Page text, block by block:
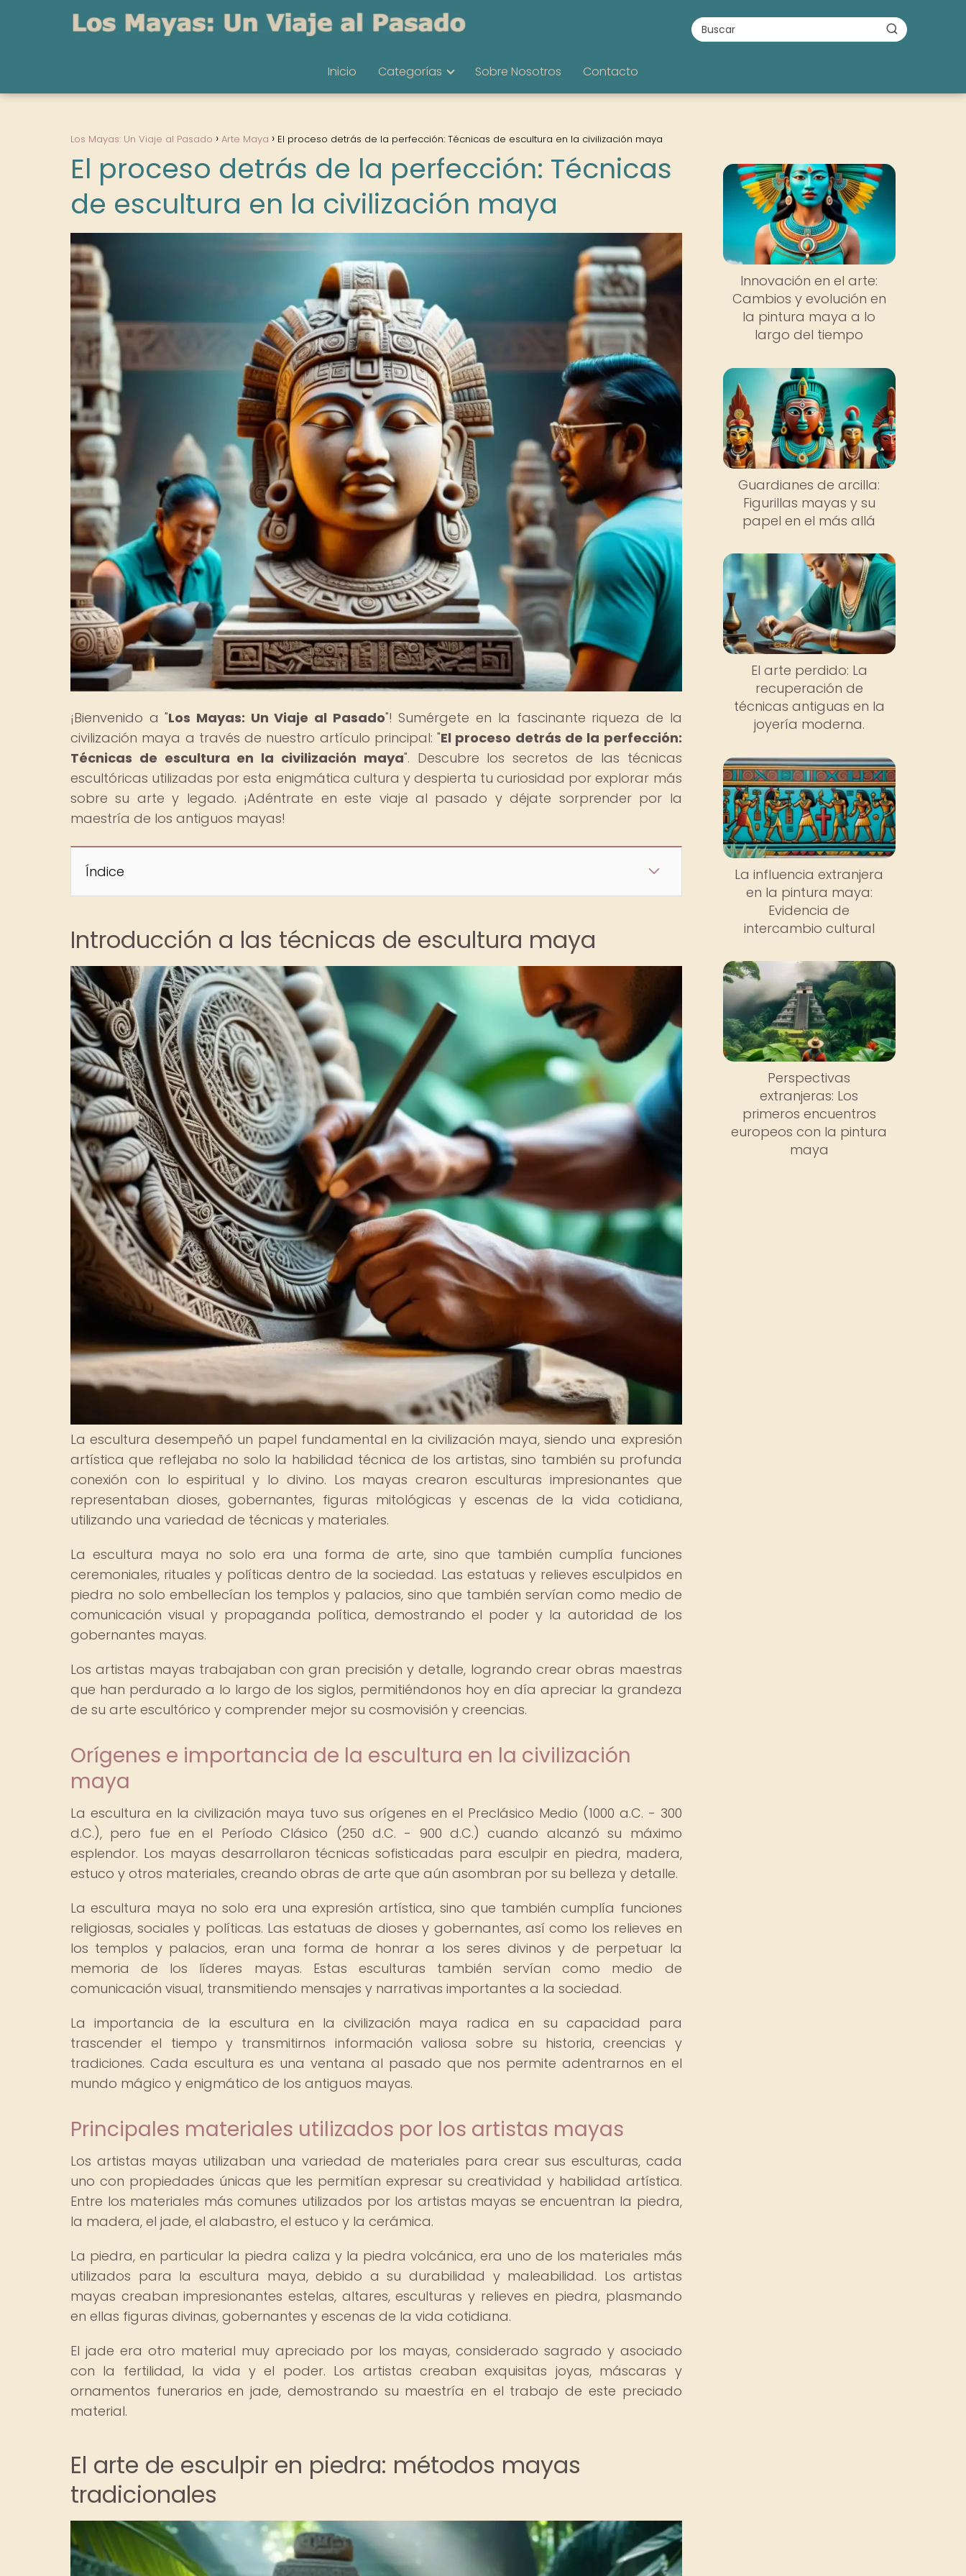
Inicio Categorías Sobre Nosotros Contacto
Los Mayas: Un Viaje al Pasado Arte Maya El proceso detrás de la perfección: Técnicas de escultura en la civilización maya
El proceso detrás de la perfección: Técnicas
de escultura en la civilización maya
¡Bienvenido a "Los Mayas: Un Viaje al Pasado"! Sumérgete en la fascinante riqueza de la
civilización maya a través de nuestro artículo principal: "El proceso detrás de la perfección:
Técnicas de escultura en la civilización maya". Descubre los secretos de las técnicas
escultóricas utilizadas por esta enigmática cultura y despierta tu curiosidad por explorar más
sobre su arte y legado. ¡Adéntrate en este viaje al pasado y déjate sorprender por la
maestría de los antiguos mayas!
Índice
Introducción a las técnicas de escultura maya
La escultura desempeñó un papel fundamental en la civilización maya, siendo una expresión
artística que reflejaba no solo la habilidad técnica de los artistas, sino también su profunda
conexión con lo espiritual y lo divino. Los mayas crearon esculturas impresionantes que
representaban dioses, gobernantes, figuras mitológicas y escenas de la vida cotidiana,
utilizando una variedad de técnicas y materiales.
La escultura maya no solo era una forma de arte, sino que también cumplía funciones
ceremoniales, rituales y políticas dentro de la sociedad. Las estatuas y relieves esculpidos en
piedra no solo embellecían los templos y palacios, sino que también servían como medio de
comunicación visual y propaganda política, demostrando el poder y la autoridad de los
gobernantes mayas.
Los artistas mayas trabajaban con gran precisión y detalle, logrando crear obras maestras
que han perdurado a lo largo de los siglos, permitiéndonos hoy en día apreciar la grandeza
de su arte escultórico y comprender mejor su cosmovisión y creencias.
Orígenes e importancia de la escultura en la civilización
maya
La escultura en la civilización maya tuvo sus orígenes en el Preclásico Medio (1000 a.C. - 300
d.C.), pero fue en el Período Clásico (250 d.C. - 900 d.C.) cuando alcanzó su máximo
esplendor. Los mayas desarrollaron técnicas sofisticadas para esculpir en piedra, madera,
estuco y otros materiales, creando obras de arte que aún asombran por su belleza y detalle.
La escultura maya no solo era una expresión artística, sino que también cumplía funciones
religiosas, sociales y políticas. Las estatuas de dioses y gobernantes, así como los relieves en
los templos y palacios, eran una forma de honrar a los seres divinos y de perpetuar la
memoria de los líderes mayas. Estas esculturas también servían como medio de
comunicación visual, transmitiendo mensajes y narrativas importantes a la sociedad.
La importancia de la escultura en la civilización maya radica en su capacidad para
trascender el tiempo y transmitirnos información valiosa sobre su historia, creencias y
tradiciones. Cada escultura es una ventana al pasado que nos permite adentrarnos en el
mundo mágico y enigmático de los antiguos mayas.
Principales materiales utilizados por los artistas mayas
Los artistas mayas utilizaban una variedad de materiales para crear sus esculturas, cada
uno con propiedades únicas que les permitían expresar su creatividad y habilidad artística.
Entre los materiales más comunes utilizados por los artistas mayas se encuentran la piedra,
la madera, el jade, el alabastro, el estuco y la cerámica.
La piedra, en particular la piedra caliza y la piedra volcánica, era uno de los materiales más
utilizados para la escultura maya, debido a su durabilidad y maleabilidad. Los artistas
mayas creaban impresionantes estelas, altares, esculturas y relieves en piedra, plasmando
en ellas figuras divinas, gobernantes y escenas de la vida cotidiana.
El jade era otro material muy apreciado por los mayas, considerado sagrado y asociado
con la fertilidad, la vida y el poder. Los artistas creaban exquisitas joyas, máscaras y
ornamentos funerarios en jade, demostrando su maestría en el trabajo de este preciado
material.
El arte de esculpir en piedra: métodos mayas
tradicionales
Innovación en el arte:
Cambios y evolución en
la pintura maya a lo
largo del tiempo
Guardianes de arcilla:
Figurillas mayas y su
papel en el más allá
El arte perdido: La
recuperación de
técnicas antiguas en la
joyería moderna.
La influencia extranjera
en la pintura maya:
Evidencia de
intercambio cultural
Perspectivas
extranjeras: Los
primeros encuentros
europeos con la pintura
maya